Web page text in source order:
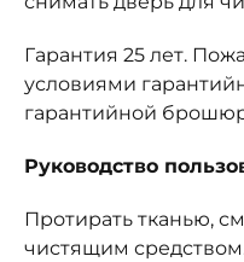
Гарантия 25 лет.
условиями
гарантийной
Руководство
Протирать тканью,
чистящим